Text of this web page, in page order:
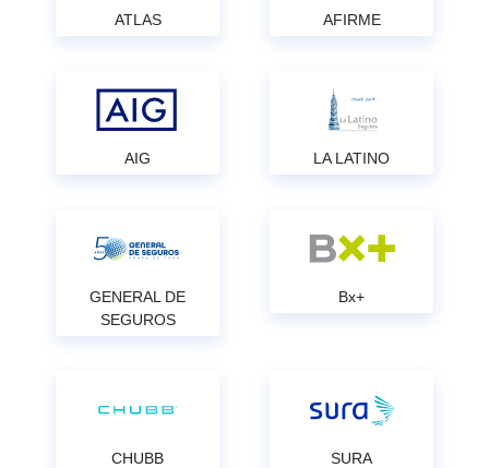
ATLAS AFIRME
AIG LA LATINO
GENERAL DE
SEGUROS
Bx+
CHUBB SURA